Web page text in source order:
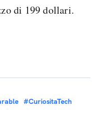
di 199 dollari.
#CuriositaTech